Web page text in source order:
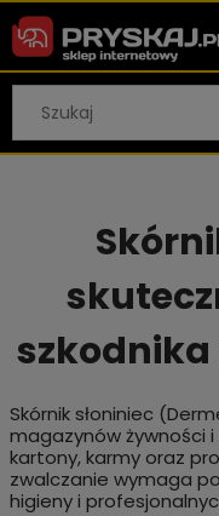
Skórnik słoniniec
magazynów żywności
kartony, karmy oraz
zwalczanie wymaga
higieny i